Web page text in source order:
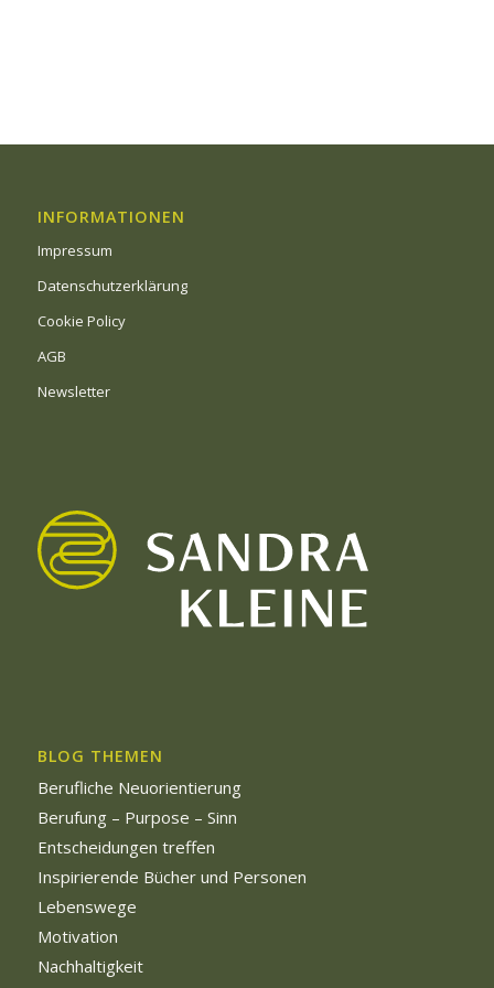
INFORMATIONEN
Impressum
Datenschutzerklärung
Cookie Policy
AGB
Newsletter
BLOG THEMEN
Berufliche Neuorientierung
Berufung – Purpose – Sinn
Entscheidungen treffen
Inspirierende Bücher und Personen
Lebenswege
Motivation
Nachhaltigkeit